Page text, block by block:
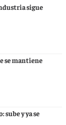
sigue
se mantiene
sube y ya se